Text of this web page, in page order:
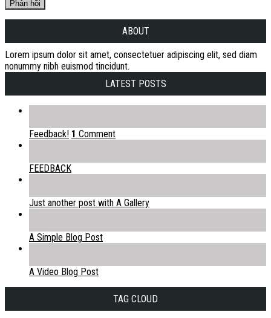
ABOUT
Lorem ipsum dolor sit amet, consectetuer adipiscing elit, sed diam
nonummy nibh euismod tincidunt.
LATEST POSTS
Feedback! 1 Comment
FEEDBACK
Just another post with A Gallery
A Simple Blog Post
A Video Blog Post
TAG CLOUD